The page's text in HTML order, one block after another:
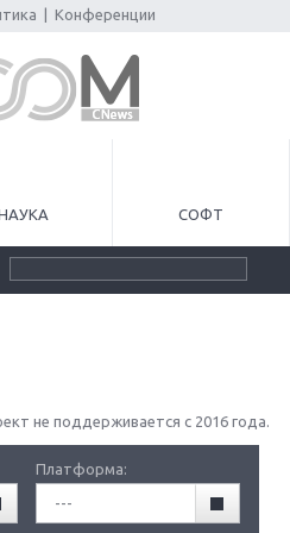
Конференции
СОФТ
не поддерживается с 2016 года.
Платформа:
---